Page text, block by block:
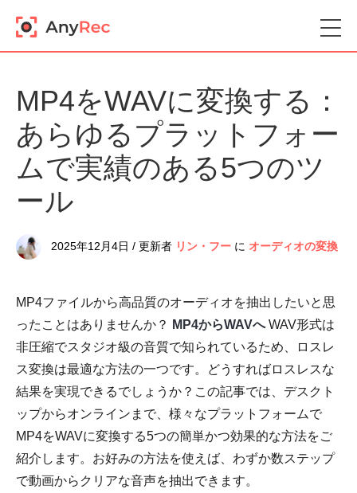
MP4をWAVに変換する：
あらゆるプラットフォー
ムで実績のある5つのツ
ール
2025年12月4日 / 更新者 リン・フー に オーディオの変換
MP4ファイルから高品質のオーディオを抽出したいと思
ったことはありませんか？
MP4からWAVへWAV形式は
非圧縮でスタジオ級の音質で知られているため、ロスレ
ス変換は最適な方法の一つです。どうすればロスレスな
結果を実現できるでしょうか？この記事では、デスクト
ップからオンラインまで、様々なプラットフォームで
MP4をWAVに変換する5つの簡単かつ効果的な方法をご
紹介します。お好みの方法を使えば、わずか数ステップ
で動画からクリアな音声を抽出できます。